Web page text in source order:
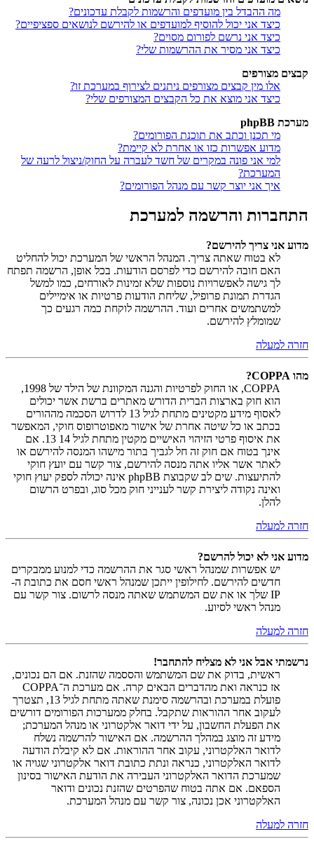
מה ההבדל בין מועדפים והרשמות לקבלת עדכונים?
כיצד אני יכול להוסיף למועדפים או להירשם לנושאים ספציפיים?
כיצד אני נרשם לפורום מסוים?
כיצד אני מסיר את ההרשמות שלי?
קבצים מצורפים
אלו מין קבצים מצורפים ניתנים לצירוף במערכת זו?
כיצד אני מוצא את כל הקבצים המצורפים שלי?
מערכת phpBB
מי תכנן וכתב את תוכנת הפורומים?
מדוע אפשרות כזו או אחרת לא קיימת?
למי אני פונה במקרים של חשד לעברה על החוק/ניצול לרעה של
המערכת?
איך אני יוצר קשר עם מנהל הפורומים?
התחברות והרשמה למערכת
מדוע אני צריך להירשם?
לא בטוח שאתה צריך. המנהל הראשי של המערכת יכול להחליט
האם חובה להירשם כדי לפרסם הודעות. בכל אופן, הרשמה תפתח
לך גישה לאפשרויות נוספות שלא זמינות לאורחים, כמו למשל
הגדרת תמונת פרופיל, שליחת הודעות פרטיות או אימיילים
למשתמשים אחרים ועוד. ההרשמה לוקחת כמה רגעים כך
שמומלץ להירשם.
חזרה למעלה
מהו COPPA?
COPPA, או החוק לפרטיות והגנה המקוונת של הילד של 1998,
הוא חוק בארצות הברית הדורש מאתרים ברשת אשר יכולים
לאסוף מידע מקטינים מתחת לגיל 13 לדרוש הסכמה מההורים
בכתב או כל שיטה אחרת של אישור מאפוטרופוס חוקי, המאפשר
את איסוף פרטי הזיהוי האישיים מקטין מתחת לגיל 14 13. אם
אינך בטוח אם חוק זה חל לגביך בתור מישהו המנסה להירשם או
לאתר אשר אליו אתה מנסה להירשם, צור קשר עם יועץ חוקי
להתיעצות. שים לב שקבוצת phpBB אינה יכולה לספק יעוץ חוקי
ואינה נקודה ליצירת קשר לענייני חוק מכל סוג, ובפרט הרשום
להלן.
חזרה למעלה
מדוע אני לא יכול להרשם?
יש אפשרות שמנהל ראשי סגר את ההרשמה כדי למנוע ממבקרים
חדשים להירשם. לחילופין ייתכן שמנהל ראשי חסם את כתובת ה-
IP שלך או את שם המשתמש שאתה מנסה לרשום. צור קשר עם
מנהל ראשי לסיוע.
חזרה למעלה
נרשמתי אבל אני לא מצליח להתחבר!
ראשית, בדוק את שם המשתמש והססמה שהזנת. אם הם נכונים,
אז כנראה ואת מהדברים הבאים קרה. אם מערכת ה־COPPA
פועלת במערכת ובהרשמה סימנת שאתה מתחת לגיל 13, תצטרך
לעקוב אחר ההוראות שתקבל. בחלק ממערכות הפורומים דורשים
את הפעלת החשבון, על ידי דואר אלקטרוני או מנהל המערכת;
מידע זה מוצג במהלך ההרשמה. אם האישור להרשמה נשלח
לדואר האלקטרוני, עקוב אחר ההוראות. אם לא קיבלת הודעה
לדואר האלקטרוני, כנראה ונתת כתובת דואר אלקטרוני שגויה או
שמערכת הדואר האלקטרוני העבירה את הודעת האישור בסינון
הספאם. אם אתה בטוח שהפרטים שהזנת נכונים ודואר
האלקטרוני אכן נכונה, צור קשר עם מנהל המערכת.
חזרה למעלה